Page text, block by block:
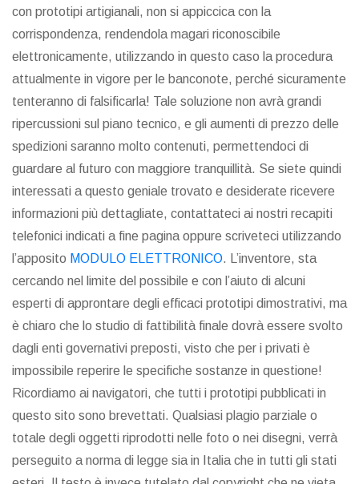
con prototipi artigianali, non si appiccica con la
corrispondenza, rendendola magari riconoscibile
elettronicamente, utilizzando in questo caso la procedura
attualmente in vigore per le banconote, perché sicuramente
tenteranno di falsificarla! Tale soluzione non avrà grandi
ripercussioni sul piano tecnico, e gli aumenti di prezzo delle
spedizioni saranno molto contenuti, permettendoci di
guardare al futuro con maggiore tranquillità. Se siete quindi
interessati a questo geniale trovato e desiderate ricevere
informazioni più dettagliate, contattateci ai nostri recapiti
telefonici indicati a fine pagina oppure scriveteci utilizzando
l’apposito MODULO ELETTRONICO. L’inventore, sta
cercando nel limite del possibile e con l’aiuto di alcuni
esperti di approntare degli efficaci prototipi dimostrativi, ma
è chiaro che lo studio di fattibilità finale dovrà essere svolto
dagli enti governativi preposti, visto che per i privati è
impossibile reperire le specifiche sostanze in questione!
Ricordiamo ai navigatori, che tutti i prototipi pubblicati in
questo sito sono brevettati. Qualsiasi plagio parziale o
totale degli oggetti riprodotti nelle foto o nei disegni, verrà
perseguito a norma di legge sia in Italia che in tutti gli stati